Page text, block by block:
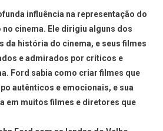
influência na representação do
no cinema. Ele dirigiu alguns dos
da história do cinema, e seus filmes
e admirados por críticos e
Ford sabia como criar filmes que
autênticos e emocionais, e sua
em muitos filmes e diretores que